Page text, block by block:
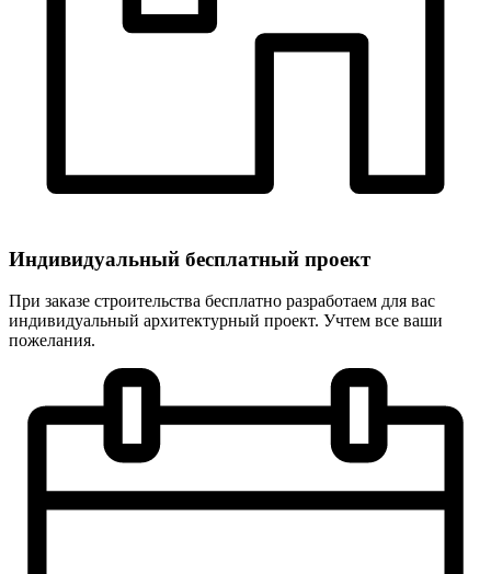
Индивидуальный бесплатный проект
При заказе строительства бесплатно разработаем для вас
индивидуальный архитектурный проект. Учтем все ваши
пожелания.